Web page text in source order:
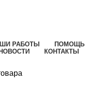
РАБОТЫ
ПОМОЩЬ
КОНТАКТЫ